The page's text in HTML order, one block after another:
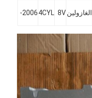
الغازولين 8V
4CYL
2006-